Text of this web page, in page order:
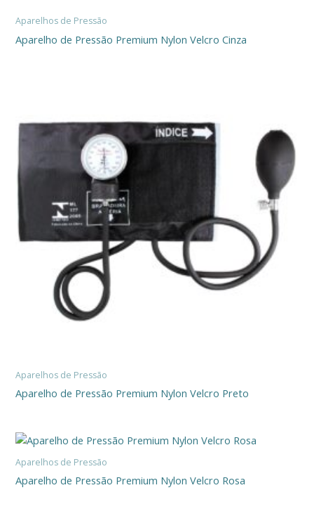
Aparelhos de Pressão
Aparelho de Pressão Premium Nylon Velcro Cinza
Aparelhos de Pressão
Aparelho de Pressão Premium Nylon Velcro Preto
Aparelhos de Pressão
Aparelho de Pressão Premium Nylon Velcro Rosa